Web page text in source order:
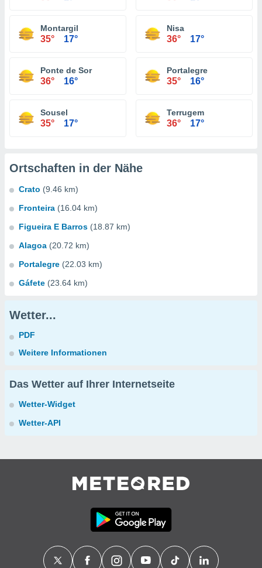
Montargil
35° 17°
Nisa
36° 17°
Ponte de Sor
36° 16°
Portalegre
35° 16°
Sousel
35° 17°
Terrugem
36° 17°
Ortschaften in der Nähe
Crato (9.46 km)
Fronteira (16.04 km)
Figueira E Barros (18.87 km)
Alagoa (20.72 km)
Portalegre (22.03 km)
Gáfete (23.64 km)
Wetter...
PDF
Weitere Informationen
Das Wetter auf Ihrer Internetseite
Wetter-Widget
Wetter-API